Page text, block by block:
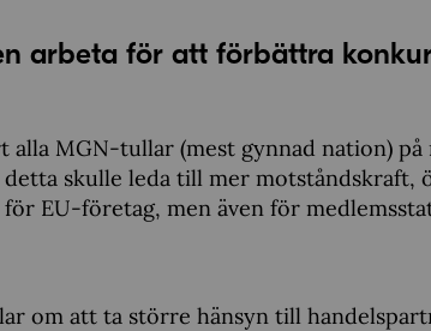
arbeta för att förbättra
MGN-tullar (mest gynnad nation) på
skulle leda till mer motståndskraft,
EU-företag, men även för
om att ta större hänsyn till